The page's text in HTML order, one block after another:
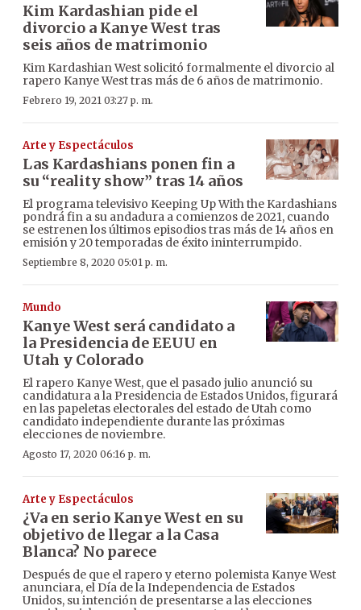
Kim Kardashian pide el
divorcio a Kanye West tras
seis años de matrimonio
Kim Kardashian West solicitó formalmente el divorcio al
rapero Kanye West tras más de 6 años de matrimonio.
Febrero 19, 2021 03:27 p. m.
Arte y Espectáculos
Las Kardashians ponen fin a
su “reality show” tras 14 años
El programa televisivo Keeping Up With the Kardashians
pondrá fin a su andadura a comienzos de 2021, cuando
se estrenen los últimos episodios tras más de 14 años en
emisión y 20 temporadas de éxito ininterrumpido.
Septiembre 8, 2020 05:01 p. m.
Mundo
Kanye West será candidato a
la Presidencia de EEUU en
Utah y Colorado
El rapero Kanye West, que el pasado julio anunció su
candidatura a la Presidencia de Estados Unidos, figurará
en las papeletas electorales del estado de Utah como
candidato independiente durante las próximas
elecciones de noviembre.
Agosto 17, 2020 06:16 p. m.
Arte y Espectáculos
¿Va en serio Kanye West en su
objetivo de llegar a la Casa
Blanca? No parece
Después de que el rapero y eterno polemista Kanye West
anunciara, el Día de la Independencia de Estados
Unidos, su intención de presentarse a las elecciones